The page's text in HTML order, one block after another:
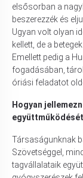
elsősorban a
beszerezzék és
Ugyan volt olyan
kellett, de a
Emellett pedig a
fogadásában,
óriási feladatot
Hogyan
Társaságunknak
Szövetséggel,
tagvállalataik